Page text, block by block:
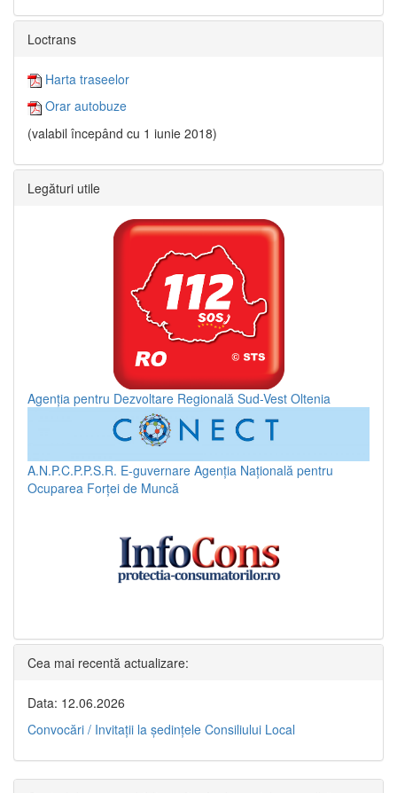
Loctrans
Harta traseelor
Orar autobuze
(valabil începând cu 1 iunie 2018)
Legături utile
Agenția pentru Dezvoltare Regională Sud-Vest Oltenia
A.N.P.C.P.P.S.R. E-guvernare Agenția Națională pentru
Ocuparea Forței de Muncă
Cea mai recentă actualizare:
Data: 12.06.2026
Convocări / Invitaţii la şedinţele Consiliului Local